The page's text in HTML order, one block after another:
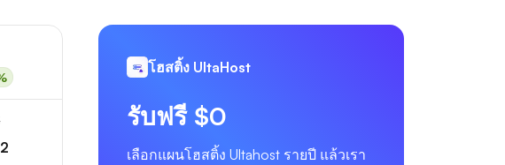
โฮสติ้ง UltaHost
รับฟรี $0
เลือกแผนโฮสติ้ง Ultahost รายปี แล้วเรา